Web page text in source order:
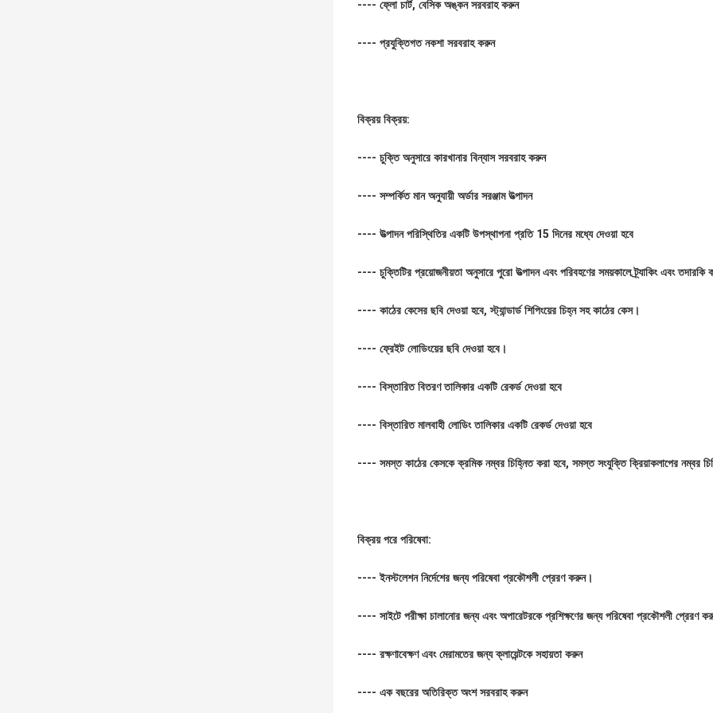
---- ফ্লো চার্ট, বেসিক অঙ্কন সরবরাহ করুন
---- প্রযুক্তিগত নকশা সরবরাহ করুন
বিক্রয় বিক্রয়:
---- চুক্তি অনুসারে কারখানার বিন্যাস সরবরাহ করুন
---- সম্পর্কিত মান অনুযায়ী অর্ডার সরঞ্জাম উত্পাদন
---- উত্পাদন পরিস্থিতির একটি উপস্থাপনা প্রতি 15 দিনের মধ্যে দেওয়া হবে
---- চুক্তিটির প্রয়োজনীয়তা অনুসারে পুরো উত্পাদন এবং পরিবহণের সময়কালে ট্র্যাকিং এবং তদারকি
---- কাঠের কেসের ছবি দেওয়া হবে, স্ট্যান্ডার্ড শিপিংয়ের চিহ্ন সহ কাঠের কেস।
---- ফ্রেইট লোডিংয়ের ছবি দেওয়া হবে।
---- বিস্তারিত বিতরণ তালিকার একটি রেকর্ড দেওয়া হবে
---- বিস্তারিত মালবাহী লোডিং তালিকার একটি রেকর্ড দেওয়া হবে
---- সমস্ত কাঠের কেসকে ক্রমিক নম্বর চিহ্নিত করা হবে, সমস্ত সংযুক্তি ক্রিয়াকলাপের নম্বর
বিক্রয় পরে পরিষেবা:
---- ইনস্টলেশন নির্দেশের জন্য পরিষেবা প্রকৌশলী প্রেরণ করুন।
---- সাইটে পরীক্ষা চালানোর জন্য এবং অপারেটরকে প্রশিক্ষণের জন্য পরিষেবা প্রকৌশলী প্রেরণ
---- রক্ষণাবেক্ষণ এবং মেরামতের জন্য ক্লায়েন্টকে সহায়তা করুন
---- এক বছরের অতিরিক্ত অংশ সরবরাহ করুন